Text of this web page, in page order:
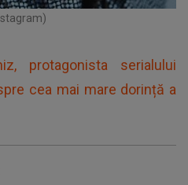
protagonista serialului
cea mai mare dorință a